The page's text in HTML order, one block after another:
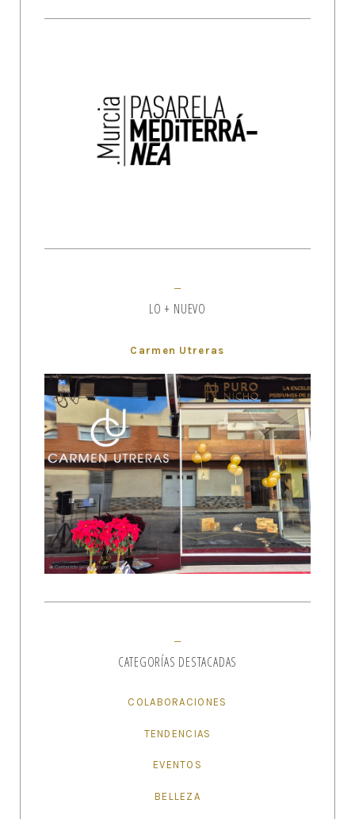
LO + NUEVO
Carmen Utreras
CATEGORÍAS DESTACADAS
COLABORACIONES
TENDENCIAS
EVENTOS
BELLEZA